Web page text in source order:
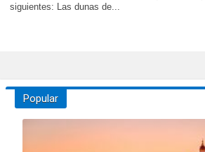
siguientes: Las dunas de...
Popular